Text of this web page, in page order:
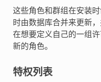
这些角色和群组在安装
时由数据库合并来更新
在想要定义自己的一组
新的角色。
特权列表